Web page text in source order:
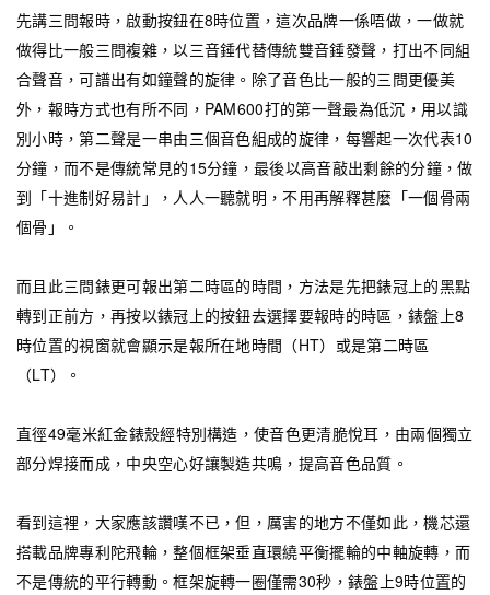
先講三問報時，啟動按鈕在8時位置，這次品牌一係唔做，一做就
做得比一般三問複雜，以三音錘代替傳統雙音錘發聲，打出不同組
合聲音，可譜出有如鐘聲的旋律。除了音色比一般的三問更優美
外，報時方式也有所不同，PAM600打的第一聲最為低沉，用以識
別小時，第二聲是一串由三個音色組成的旋律，每響起一次代表10
分鐘，而不是傳統常見的15分鐘，最後以高音敲出剩餘的分鐘，做
到「十進制好易計」，人人一聽就明，不用再解釋甚麼「一個骨兩
個骨」。
而且此三問錶更可報出第二時區的時間，方法是先把錶冠上的黑點
轉到正前方，再按以錶冠上的按鈕去選擇要報時的時區，錶盤上8
時位置的視窗就會顯示是報所在地時間（HT）或是第二時區
（LT）。
直徑49毫米紅金錶殼經特別構造，使音色更清脆悅耳，由兩個獨立
部分焊接而成，中央空心好讓製造共鳴，提高音色品質。
看到這裡，大家應該讚嘆不已，但，厲害的地方不僅如此，機芯還
搭載品牌專利陀飛輪，整個框架垂直環繞平衡擺輪的中軸旋轉，而
不是傳統的平行轉動。框架旋轉一圈僅需30秒，錶盤上9時位置的